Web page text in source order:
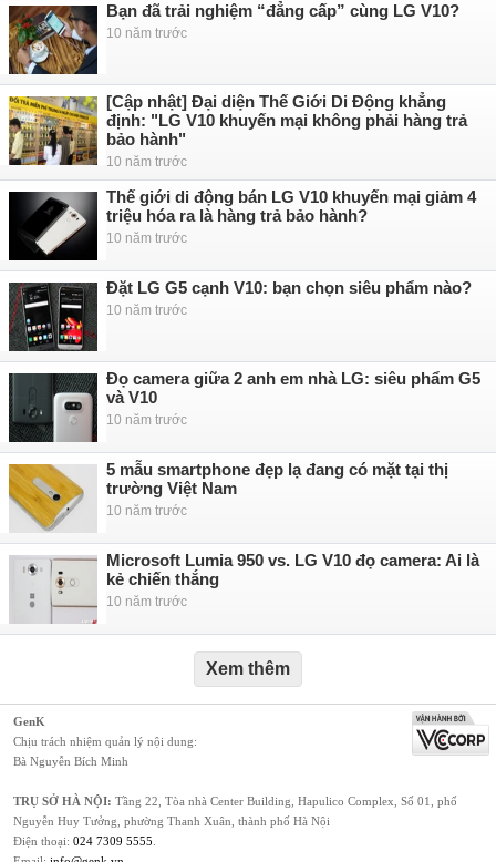
Bạn đã trải nghiệm “đẳng cấp” cùng LG V10?
10 năm trước
[Cập nhật] Đại diện Thế Giới Di Động khẳng
định: "LG V10 khuyến mại không phải hàng trả
bảo hành"
10 năm trước
Thế giới di động bán LG V10 khuyến mại giảm 4
triệu hóa ra là hàng trả bảo hành?
10 năm trước
Đặt LG G5 cạnh V10: bạn chọn siêu phẩm nào?
10 năm trước
Đọ camera giữa 2 anh em nhà LG: siêu phẩm G5
và V10
10 năm trước
5 mẫu smartphone đẹp lạ đang có mặt tại thị
trường Việt Nam
10 năm trước
Microsoft Lumia 950 vs. LG V10 đọ camera: Ai là
kẻ chiến thắng
10 năm trước
Xem thêm
GenK
Chịu trách nhiệm quản lý nội dung:
Bà Nguyễn Bích Minh
TRỤ SỞ HÀ NỘI: Tầng 22, Tòa nhà Center Building, Hapulico Complex, Số 01, phố
Nguyễn Huy Tưởng, phường Thanh Xuân, thành phố Hà Nội
Điện thoại: 024 7309 5555